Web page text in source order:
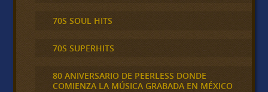
70S SOUL HITS
70S SUPERHITS
80 ANIVERSARIO DE PEERLESS DONDE
COMIENZA LA MÚSICA GRABADA EN MÉXICO